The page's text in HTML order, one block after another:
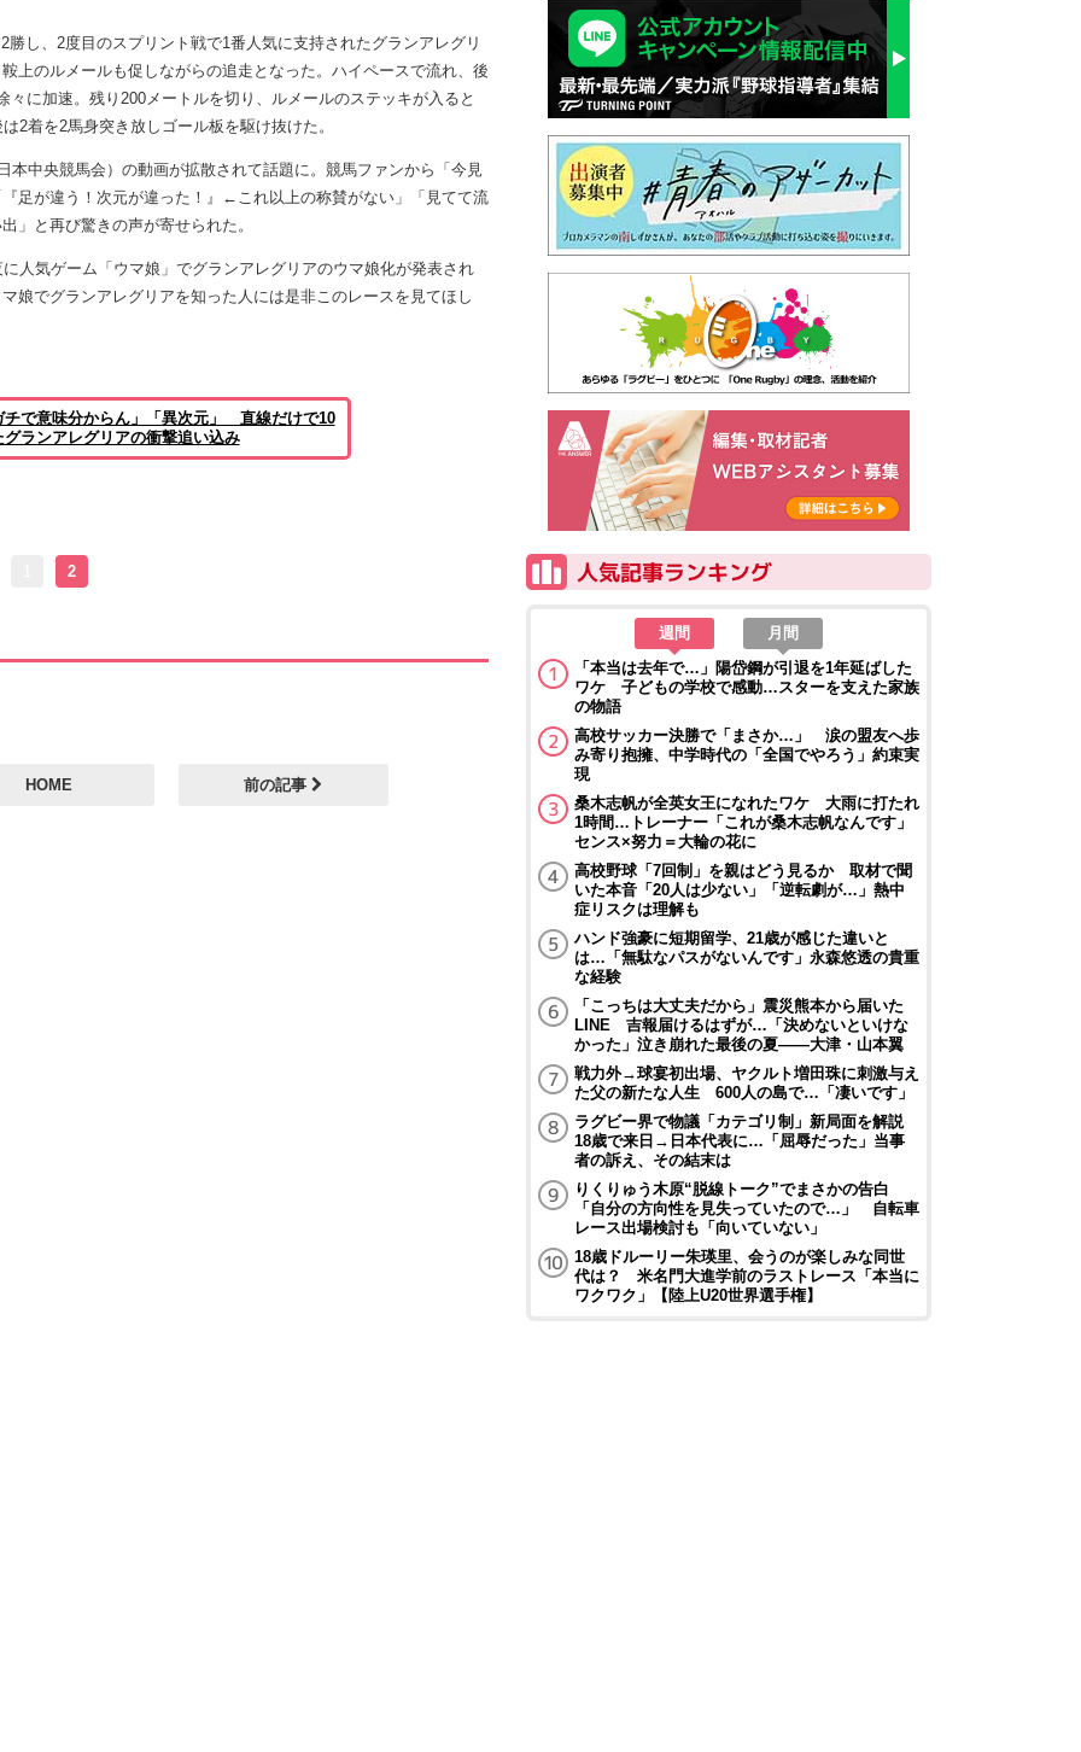
し、2度目のスプリント戦で1番人気に支持されたグランアレグリ
上のルメールも促しながらの追走となった。ハイペースで流れ、後
に加速。残り200メートルを切り、ルメールのステッキが入ると
2着を2馬身突き放しゴール板を駆け抜けた。
中央競馬会）の動画が拡散されて話題に。競馬ファンから「今見
足が違う！次元が違った！』←これ以上の称賛がない」「見てて流
」と再び驚きの声が寄せられた。
気ゲーム「ウマ娘」でグランアレグリアのウマ娘化が発表され
娘でグランアレグリアを知った人には是非このレースを見てほし
チで意味分からん」「異次元」 直線だけで10
ランアレグリアの衝撃追い込み
2
HOME 前の記事
週間
月間
「本当は去年で…」陽岱鋼が引退を1年延ばした
ワケ 子どもの学校で感動…スターを支えた家族
の物語
高校サッカー決勝で「まさか…」 涙の盟友へ歩
み寄り抱擁、中学時代の「全国でやろう」約束実
現
桑木志帆が全英女王になれたワケ 大雨に打たれ
1時間…トレーナー「これが桑木志帆なんです」
センス×努力＝大輪の花に
高校野球「7回制」を親はどう見るか 取材で聞
いた本音「20人は少ない」「逆転劇が…」熱中
症リスクは理解も
ハンド強豪に短期留学、21歳が感じた違いと
は…「無駄なパスがないんです」永森悠透の貴重
な経験
「こっちは大丈夫だから」震災熊本から届いた
LINE 吉報届けるはずが…「決めないといけな
かった」泣き崩れた最後の夏――大津・山本翼
戦力外→球宴初出場、ヤクルト増田珠に刺激与え
た父の新たな人生 600人の島で…「凄いです」
ラグビー界で物議「カテゴリ制」新局面を解説
18歳で来日→日本代表に…「屈辱だった」当事
者の訴え、その結末は
りくりゅう木原“脱線トーク”でまさかの告白
「自分の方向性を見失っていたので…」 自転車
レース出場検討も「向いていない」
18歳ドルーリー朱瑛里、会うのが楽しみな同世
代は？ 米名門大進学前のラストレース「本当に
ワクワク」【陸上U20世界選手権】